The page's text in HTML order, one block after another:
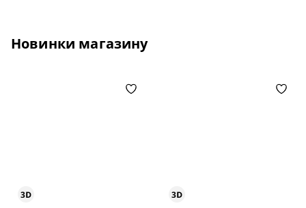
Новинки магазину